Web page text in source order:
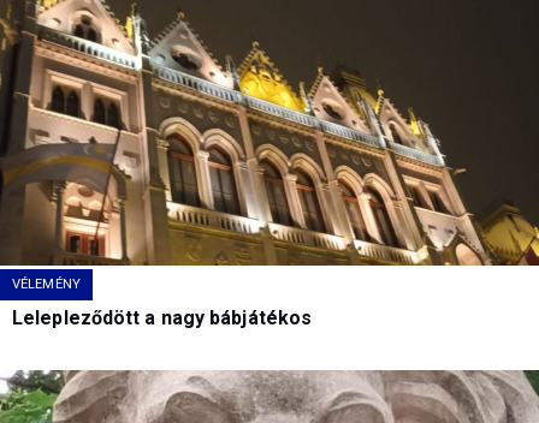
VÉLEMÉNY
Lelepleződött a nagy bábjátékos